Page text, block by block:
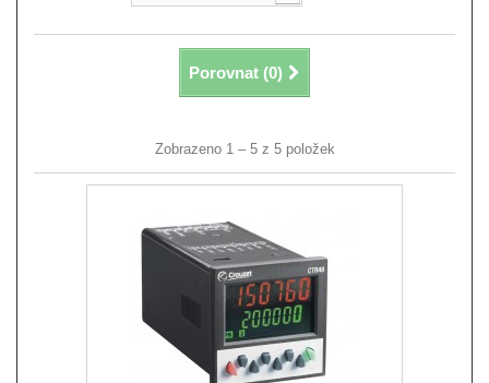
Porovnat (0)
Zobrazeno 1 – 5 z 5 položek